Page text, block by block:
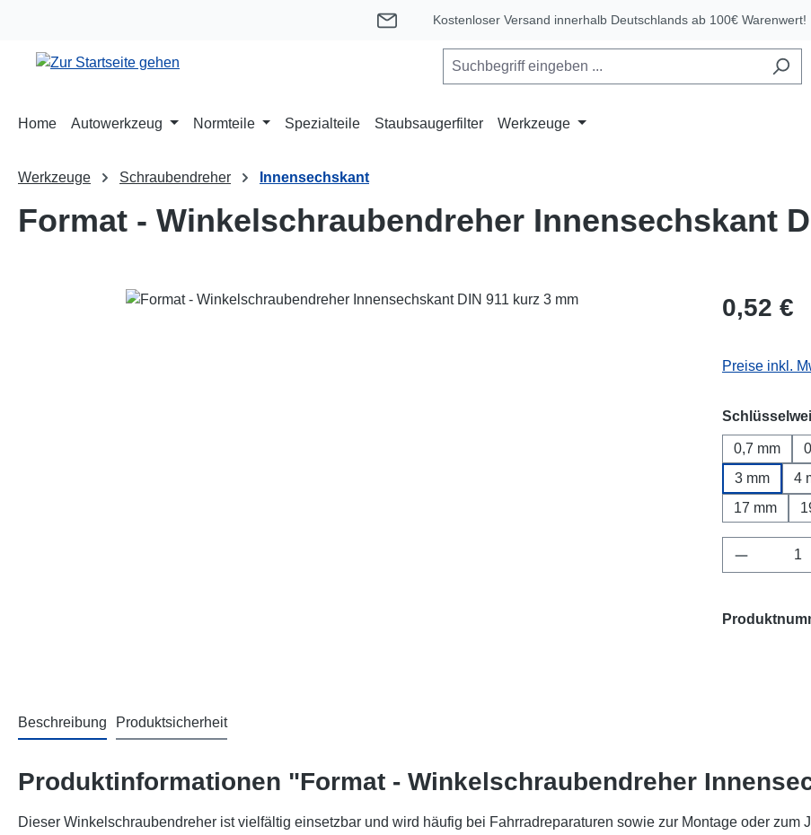
Kostenloser Versand innerhalb Deutschlands ab 100€ Warenwert!
Home Autowerkzeug Normteile Spezialteile Staubsaugerfilter Werkzeuge
Werkzeuge Schraubendreher Innensechskant
Format - Winkelschraubendreher Innensechskant
Bildergalerie überspringen Regulärer
0,52 €
Preise inkl.
0,7 mm
3 mm
4
17 mm
Beschreibung Produktsicherheit
Produktinformationen "Format - Winkelschraubendreher
Dieser Winkelschraubendreher ist vielfältig einsetzbar und wird häufig bei Fahrradreparaturen sowie zur Montage oder